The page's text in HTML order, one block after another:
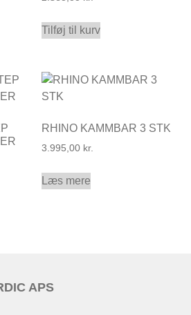
Tilføj til kurv
RHINO KAMMBAR 3 STK
3.995,00 kr.
Læs mere
APS